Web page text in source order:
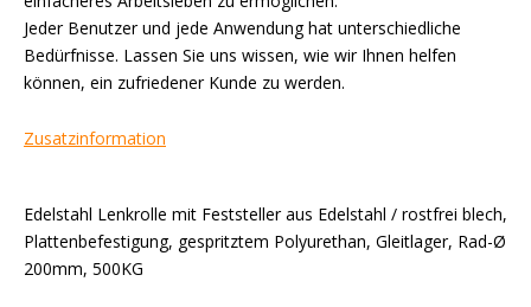
Jeder Benutzer und jede Anwendung hat unterschiedliche
Bedürfnisse. Lassen Sie uns wissen, wie wir Ihnen helfen
können, ein zufriedener Kunde zu werden.
Zusatzinformation
Edelstahl Lenkrolle mit Feststeller aus Edelstahl / rostfrei blech,
Plattenbefestigung, gespritztem Polyurethan, Gleitlager, Rad-Ø
200mm, 500KG